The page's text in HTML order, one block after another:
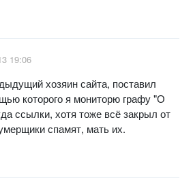
19:06
хозяин сайта, поставил
которого я мониторю графу "О
ссылки, хотя тоже всё закрыл от
спамят, мать их.